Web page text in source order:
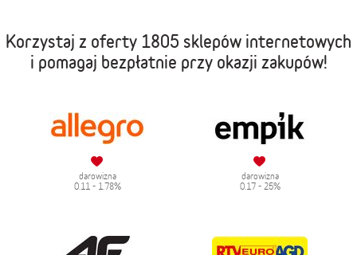
Korzystaj z oferty 1805 sklepów internetowych
i pomagaj bezpłatnie przy okazji zakupów!
darowizna
0.11 - 1.78%
darowizna
0.17 - 25%